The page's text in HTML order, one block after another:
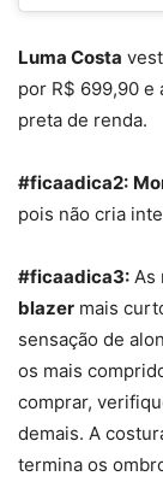
Luma Costa
por R$ 699,90 e
preta de renda.
#ficaadica2:
pois não cria
#ficaadica3: As
blazer mais
sensação de
os mais
comprar,
demais. A
termina os